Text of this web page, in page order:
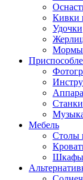
Кивки
Удочки
Станки
Мебель
Столы
Шкафы